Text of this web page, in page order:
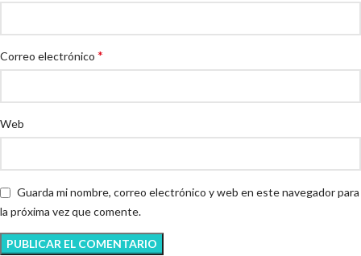
Correo electrónico *
Web
Guarda mi nombre, correo electrónico y web en este navegador para
la próxima vez que comente.